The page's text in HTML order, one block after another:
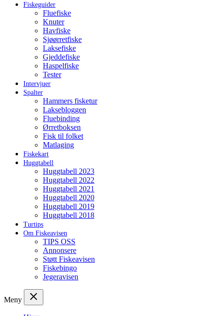
Fiskeguider
Fluefiske
Knuter
Havfiske
Sjøørretfiske
Laksefiske
Gjeddefiske
Haspelfiske
Tester
Intervjuer
Spalter
Hammers fisketur
Laksebloggen
Fluebinding
Ørretboksen
Fisk til folket
Matlaging
Fiskekart
Huggtabell
Huggtabell 2023
Huggtabell 2022
Huggtabell 2021
Huggtabell 2020
Huggtabell 2019
Huggtabell 2018
Turtips
Om Fiskeavisen
TIPS OSS
Annonsere
Støtt Fiskeavisen
Fiskebingo
Jegeravisen
Meny